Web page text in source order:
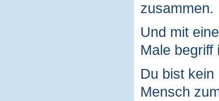
zusammen.
Und mit
Male begriff
Du bist kein
Mensch